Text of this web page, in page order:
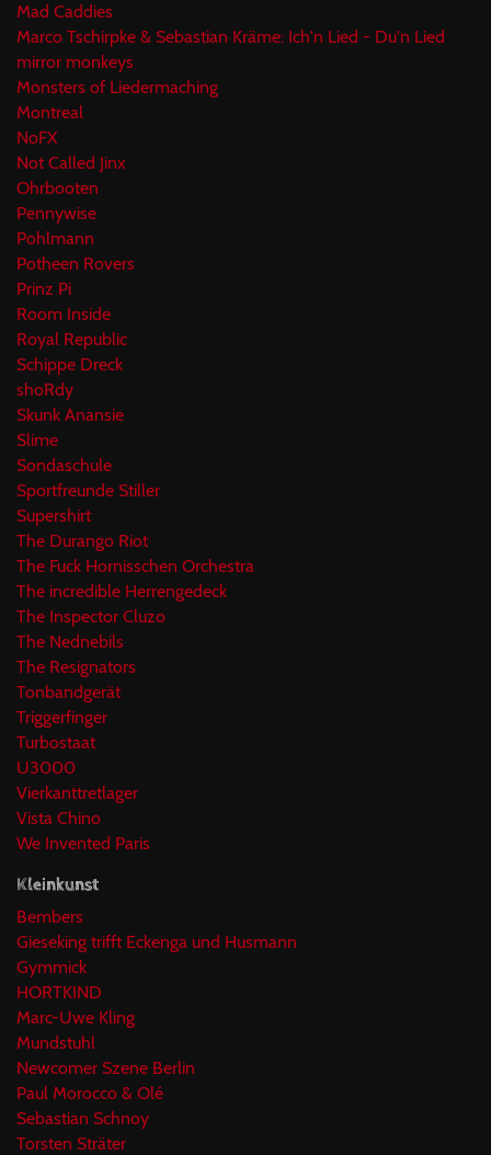
Mad Caddies
Marco Tschirpke & Sebastian Kräme: Ich'n Lied - Du'n Lied
mirror monkeys
Monsters of Liedermaching
Montreal
NoFX
Not Called Jinx
Ohrbooten
Pennywise
Pohlmann
Potheen Rovers
Prinz Pi
Room Inside
Royal Republic
Schippe Dreck
shoRdy
Skunk Anansie
Slime
Sondaschule
Sportfreunde Stiller
Supershirt
The Durango Riot
The Fuck Hornisschen Orchestra
The incredible Herrengedeck
The Inspector Cluzo
The Nednebils
The Resignators
Tonbandgerät
Triggerfinger
Turbostaat
U3000
Vierkanttretlager
Vista Chino
We Invented Paris
Kleinkunst
Bembers
Gieseking trifft Eckenga und Husmann
Gymmick
HORTKIND
Marc-Uwe Kling
Mundstuhl
Newcomer Szene Berlin
Paul Morocco & Olé
Sebastian Schnoy
Torsten Sträter